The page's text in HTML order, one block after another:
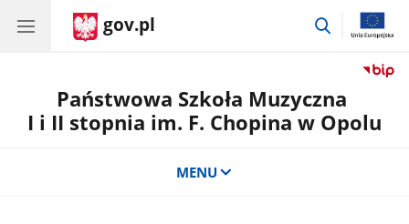
gov.pl
przejdź
Państwowa Szkoła Muzyczna
I i II stopnia im. F. Chopina w Opolu
MENU